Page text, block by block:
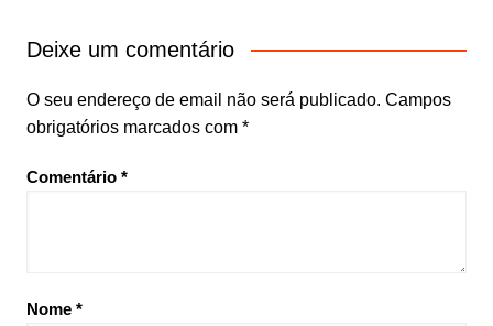
Deixe um comentário
O seu endereço de email não será publicado. Campos
obrigatórios marcados com *
Comentário *
Nome *